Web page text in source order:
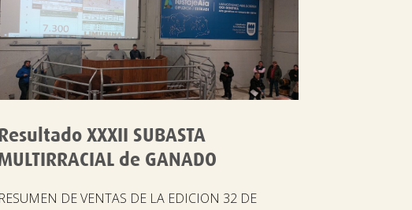
XXXII SUBASTA
de GANADO
RESUMEN DE VENTAS DE LA EDICION 32 DE